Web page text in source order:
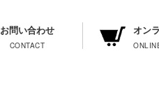
お問い合わせ オン